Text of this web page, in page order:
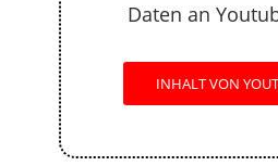
Daten an
INHALT VON